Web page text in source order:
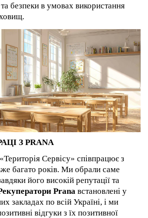
та безпеки в умовах використання
З PRANA
Сервісу» співпрацює з
багато років. Ми обрали саме
його високій репутації та
Prana встановлені у
закладах по всій Україні, і ми
відгуки з їх позитивної